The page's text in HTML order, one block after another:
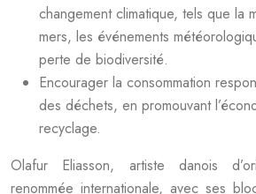
changement climatique, tels que la
mers, les événements
perte de biodiversité.
Encourager la consommation
des déchets, en promouvant
recyclage.
Olafur Eliasson, artiste danois
renommée internationale, avec ses